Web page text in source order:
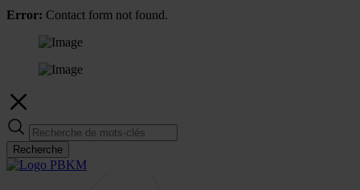
Error: Contact form not found.
Recherche